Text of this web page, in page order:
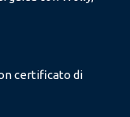
certificato di